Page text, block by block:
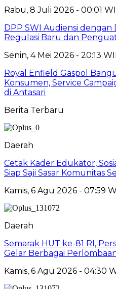
Rabu, 8 Juli 2026 - 00:01
DPP SWI Audiensi dengan
Regulasi Baru dan
Senin, 4 Mei 2026 - 20:13
Royal Enfield Gaspol
Konsumen, Service
di Antasari
Berita Terbaru
Daerah
Cetak Kader Edukator,
Siap Saji Sasar Komunitas
Kamis, 6 Agu 2026 - 07:59
Daerah
Semarak HUT ke-81 RI,
Gelar Berbagai
Kamis, 6 Agu 2026 - 04:30